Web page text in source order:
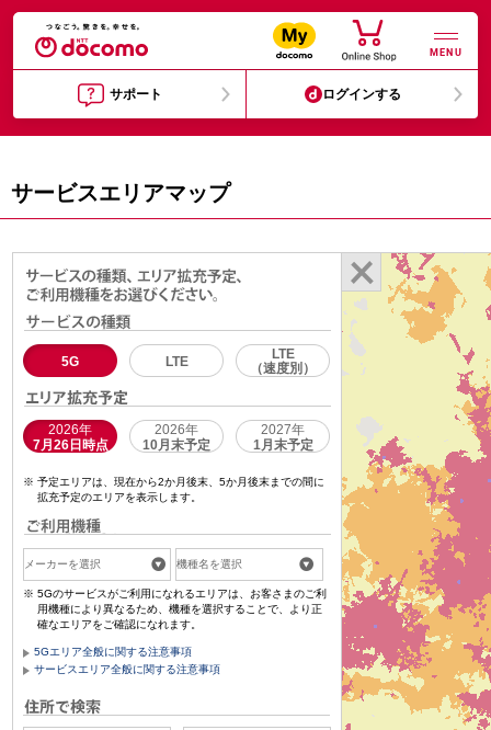
MENU
サポート ログインする
サービスエリアマップ
5G LTE
LTE
（速度別）
2026年
7月26日時点
2026年
10月末予定
2027年
1月末予定
予定エリアは、現在から2か月後末、5か月後末までの間に
拡充予定のエリアを表示します。
5Gのサービスがご利用になれるエリアは、お客さまのご利
用機種により異なるため、機種を選択することで、より正
確なエリアをご確認になれます。
5Gエリア全般に関する注意事項
サービスエリア全般に関する注意事項